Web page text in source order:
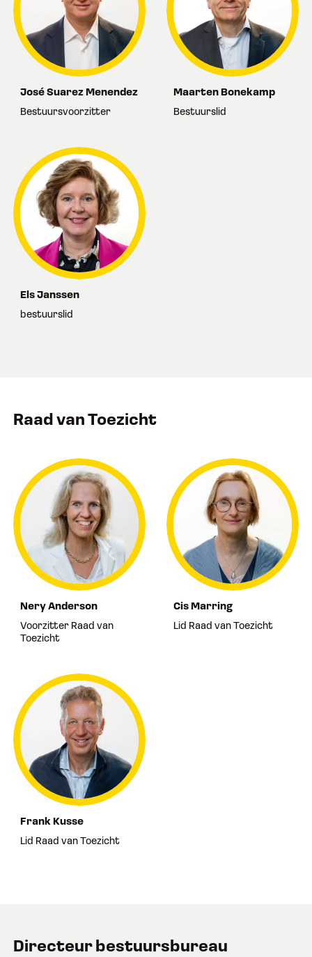
José Suarez Menendez
Bestuursvoorzitter
Maarten Bonekamp
Bestuurslid
Els Janssen
bestuurslid
Raad van Toezicht
Nery Anderson
Voorzitter Raad van
Toezicht
Cis Marring
Lid Raad van Toezicht
Frank Kusse
Lid Raad van Toezicht
Directeur bestuursbureau